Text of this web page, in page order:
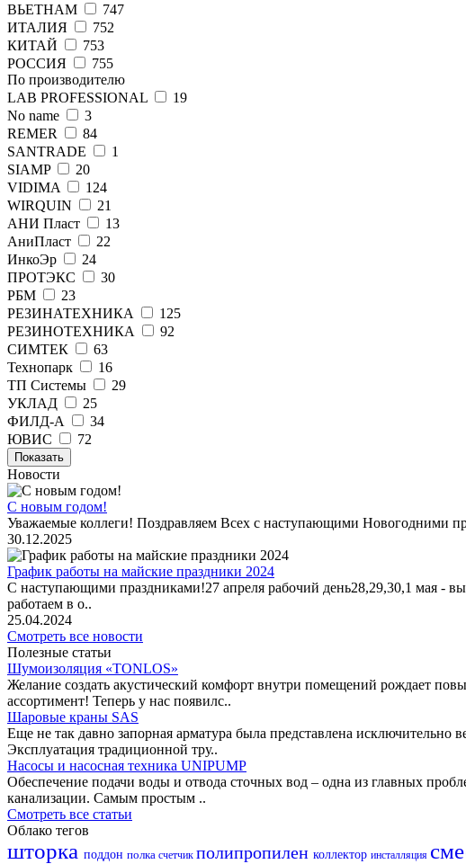
ВЬЕТНАМ
747
ИТАЛИЯ
752
КИТАЙ
753
РОССИЯ
755
По производителю
LAB PROFESSIONAL
19
No name
3
REMER
84
SANTRADE
1
SIAMP
20
VIDIMA
124
WIRQUIN
21
АНИ Пласт
13
АниПласт
22
ИнкоЭр
24
ПРОТЭКС
30
РБМ
23
РЕЗИНАТЕХНИКА
125
РЕЗИНОТЕХНИКА
92
СИМТЕК
63
Технопарк
16
ТП Системы
29
УКЛАД
25
ФИЛД-А
34
ЮВИС
72
Показать
Новости
С новым годом!
Уважаемые коллеги! Поздравляем Всех с наступающими Новогодними
30.12.2025
График работы на майские праздники 2024
С наступающими праздниками!27 апреля рабочий день28,29,30,1 мая -
работаем в о..
25.04.2024
Смотреть все новости
Полезные статьи
Шумоизоляция «TONLOS»
Желание создать акустический комфорт внутри помещений рождает
ассортимент! Теперь у нас появилс..
Шаровые краны SAS
Еще не так давно запорная арматура была представлена
Эксплуатация традиционной тру..
Насосы и насосная техника UNIPUMP
Обеспечение подачи воды и отвода сточных вод – одна из главных
канализации. Самым простым ..
Смотреть все статьи
Облако тегов
шторка поддон полка счетчик полипропилен коллектор инсталляция